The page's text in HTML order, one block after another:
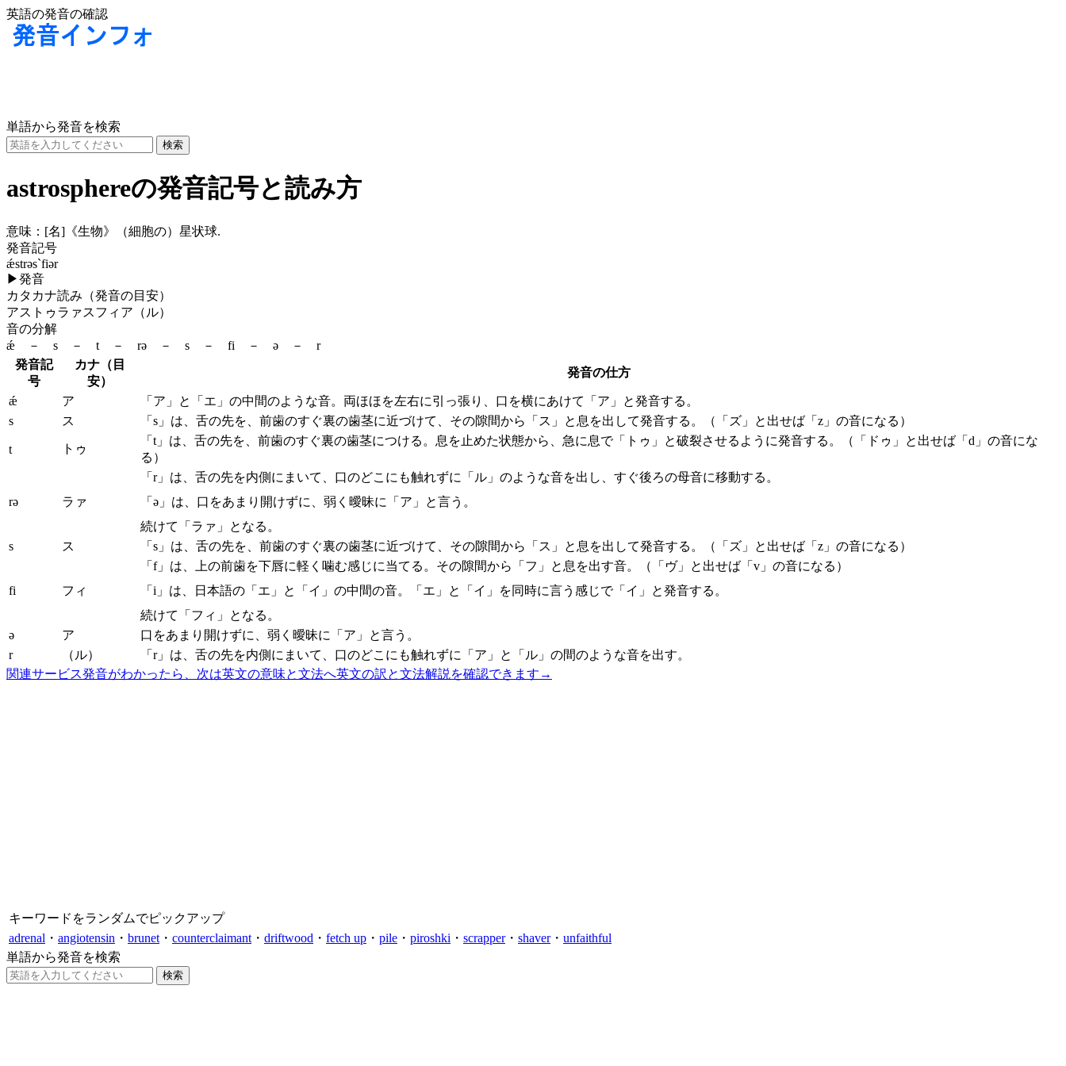
英語の発音の確認
単語から発音を検索
astrosphereの発音記号と読み方
意味： [名] 《生物》（細胞の）星状球.
発音記号
ǽstrəs`fiər
▶発音
カタカナ読み（発音の目安）
アストゥラァスフィア（ル）
音の分解
ǽ － s － t － rə － s － fi － ə － r
発音記
号
カナ（目
安）
発音の仕方
ǽ ア
「ア」と「エ」の中間のような音。両ほほを左右に引っ張り、口を横にあけて「ア」と発音する。
s
ス 「s」は、舌の先を、前歯のすぐ裏の歯茎に近づけて、その隙間から「ス」と息を出して発音する。（「ズ」と出せば「z」の音になる）
t トゥ
「t」は、舌の先を、前歯のすぐ裏の歯茎につける。息を止めた状態から、急に息で「トゥ」と破裂させるように発音する。（「ドゥ」と出せば「d」の音にな
る）
rə ラァ
「r」は、舌の先を内側にまいて、口のどこにも触れずに「ル」のような音を出し、すぐ後ろの母音に移動する。
「ə」は、口をあまり開けずに、弱く曖昧に「ア」と言う。
続けて「ラァ」となる。
s
ス 「s」は、舌の先を、前歯のすぐ裏の歯茎に近づけて、その隙間から「ス」と息を出して発音する。（「ズ」と出せば「z」の音になる）
fi フィ
「f」は、上の前歯を下唇に軽く噛む感じに当てる。その隙間から「フ」と息を出す音。（「ヴ」と出せば「v」の音になる）
「i」は、日本語の「エ」と「イ」の中間の音。「エ」と「イ」を同時に言う感じで「イ」と発音する。
続けて「フィ」となる。
ə
ア
口をあまり開けずに、弱く曖昧に「ア」と言う。
r
（ル）
「r」は、舌の先を内側にまいて、口のどこにも触れずに「ア」と「ル」の間のような音を出す。
関連サービス発音がわかったら、次は英文の意味と文法へ英文の訳と文法解説を確認できます →
キーワードをランダムでピックアップ
adrenal ・ angiotensin ・ brunet ・ counterclaimant ・ driftwood ・ fetch up ・ pile ・ piroshki ・ scrapper・ shaver・ unfaithful
単語から発音を検索